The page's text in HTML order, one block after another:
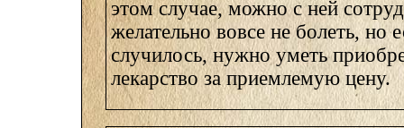
этом случае, можно с ней
желательно вовсе не болеть, но
случилось, нужно уметь
лекарство за приемлемую цену.